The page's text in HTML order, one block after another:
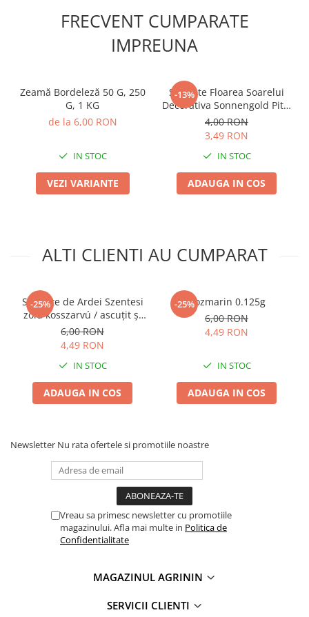
Demarouri drujba
Discuri debitare
Feronerie si accesorii
Flexuri si Polizoare
Hranitoare/ Adapatoare
Lama motofierastrau / drujba
Lant motofierastrau / drujba
Masca de sudura & accesori
Motocoasa
Rulete masurat
Scule de mana
Scule electrice
FRECVENT CUMPARATE
IMPREUNA
Zeamă Bordeleză 50 G, 250
G, 1 KG
de la 6,00 RON
IN STOC
VEZI VARIANTE
-13%
Seminte Floarea Soarelui
Decorativa Sonnengold Pitic
2g Kertimag - Flori Batute
pentru Ghiveci
4,00 RON
3,49 RON
IN STOC
ADAUGA IN COS
ALTI CLIENTI AU CUMPARAT
-25%
Seminte de Ardei Szentesi
zöld kosszarvú / ascuţit şi
dulce 0,4g
6,00 RON
4,49 RON
IN STOC
ADAUGA IN COS
-25%Rozmarin 0.125g
6,00 RON
4,49 RON
IN STOC
ADAUGA IN COS
Newsletter Nu rata ofertele si promotiile noastre
Vreau sa primesc newsletter cu promotiile
magazinului. Afla mai multe in Politica de
Confidentialitate
MAGAZINUL AGRININ
SERVICII CLIENTI